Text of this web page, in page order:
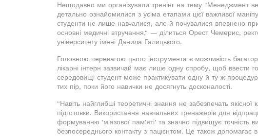
Нещодавно ми організували тренінг на тему "Менеджмент
детально ознайомилися з усіма етапами цієї важливої
студенти не лише навчалися, але й почувалися впевнено
основні медичні втручання," — ділиться Орест Чемерис,
університету імені Данила Галицького.
Головною перевагою цього інструмента є можливість
лікарні інтерн зазвичай має лише одну спробу, щоб ввести
середовищі студент може практикувати одну й ту ж
тих пір, поки його навички не досягнуть досконалості.
"Навіть найглибші теоретичні знання не забезпечать якісної
підготовки. Використання навчальних тренажерів для
формуванню 'м'язової пам'яті' та значно підвищує точність
безпосереднього контакту з пацієнтом. Це також